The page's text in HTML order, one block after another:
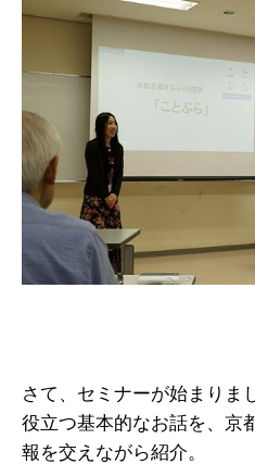
さて、セミナーが始まりま
役立つ基本的なお話を、京
報を交えながら紹介。